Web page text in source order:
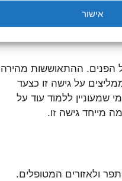
אישור
הפנים. ההתאוששות מהירה
על גישה זו כצעד
שמעוניין ללמוד עוד על
מה מייחד גישה זו.
ולאזורים המטופלים.